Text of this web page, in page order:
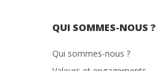
QUI SOMMES-NOUS ?
Qui sommes-nous ?